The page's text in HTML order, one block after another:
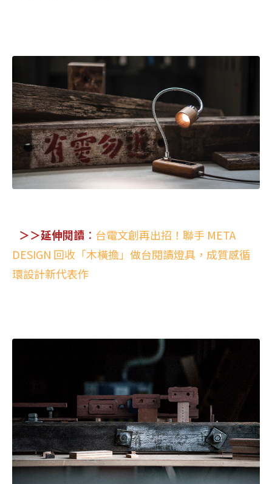
＞＞延伸閱讀 ： 台電文創再出招！聯手‭ ‬META
DESIGN‭ ‬回收「木橫擔」做台閱讀燈具，成質感循
環設計新代表作